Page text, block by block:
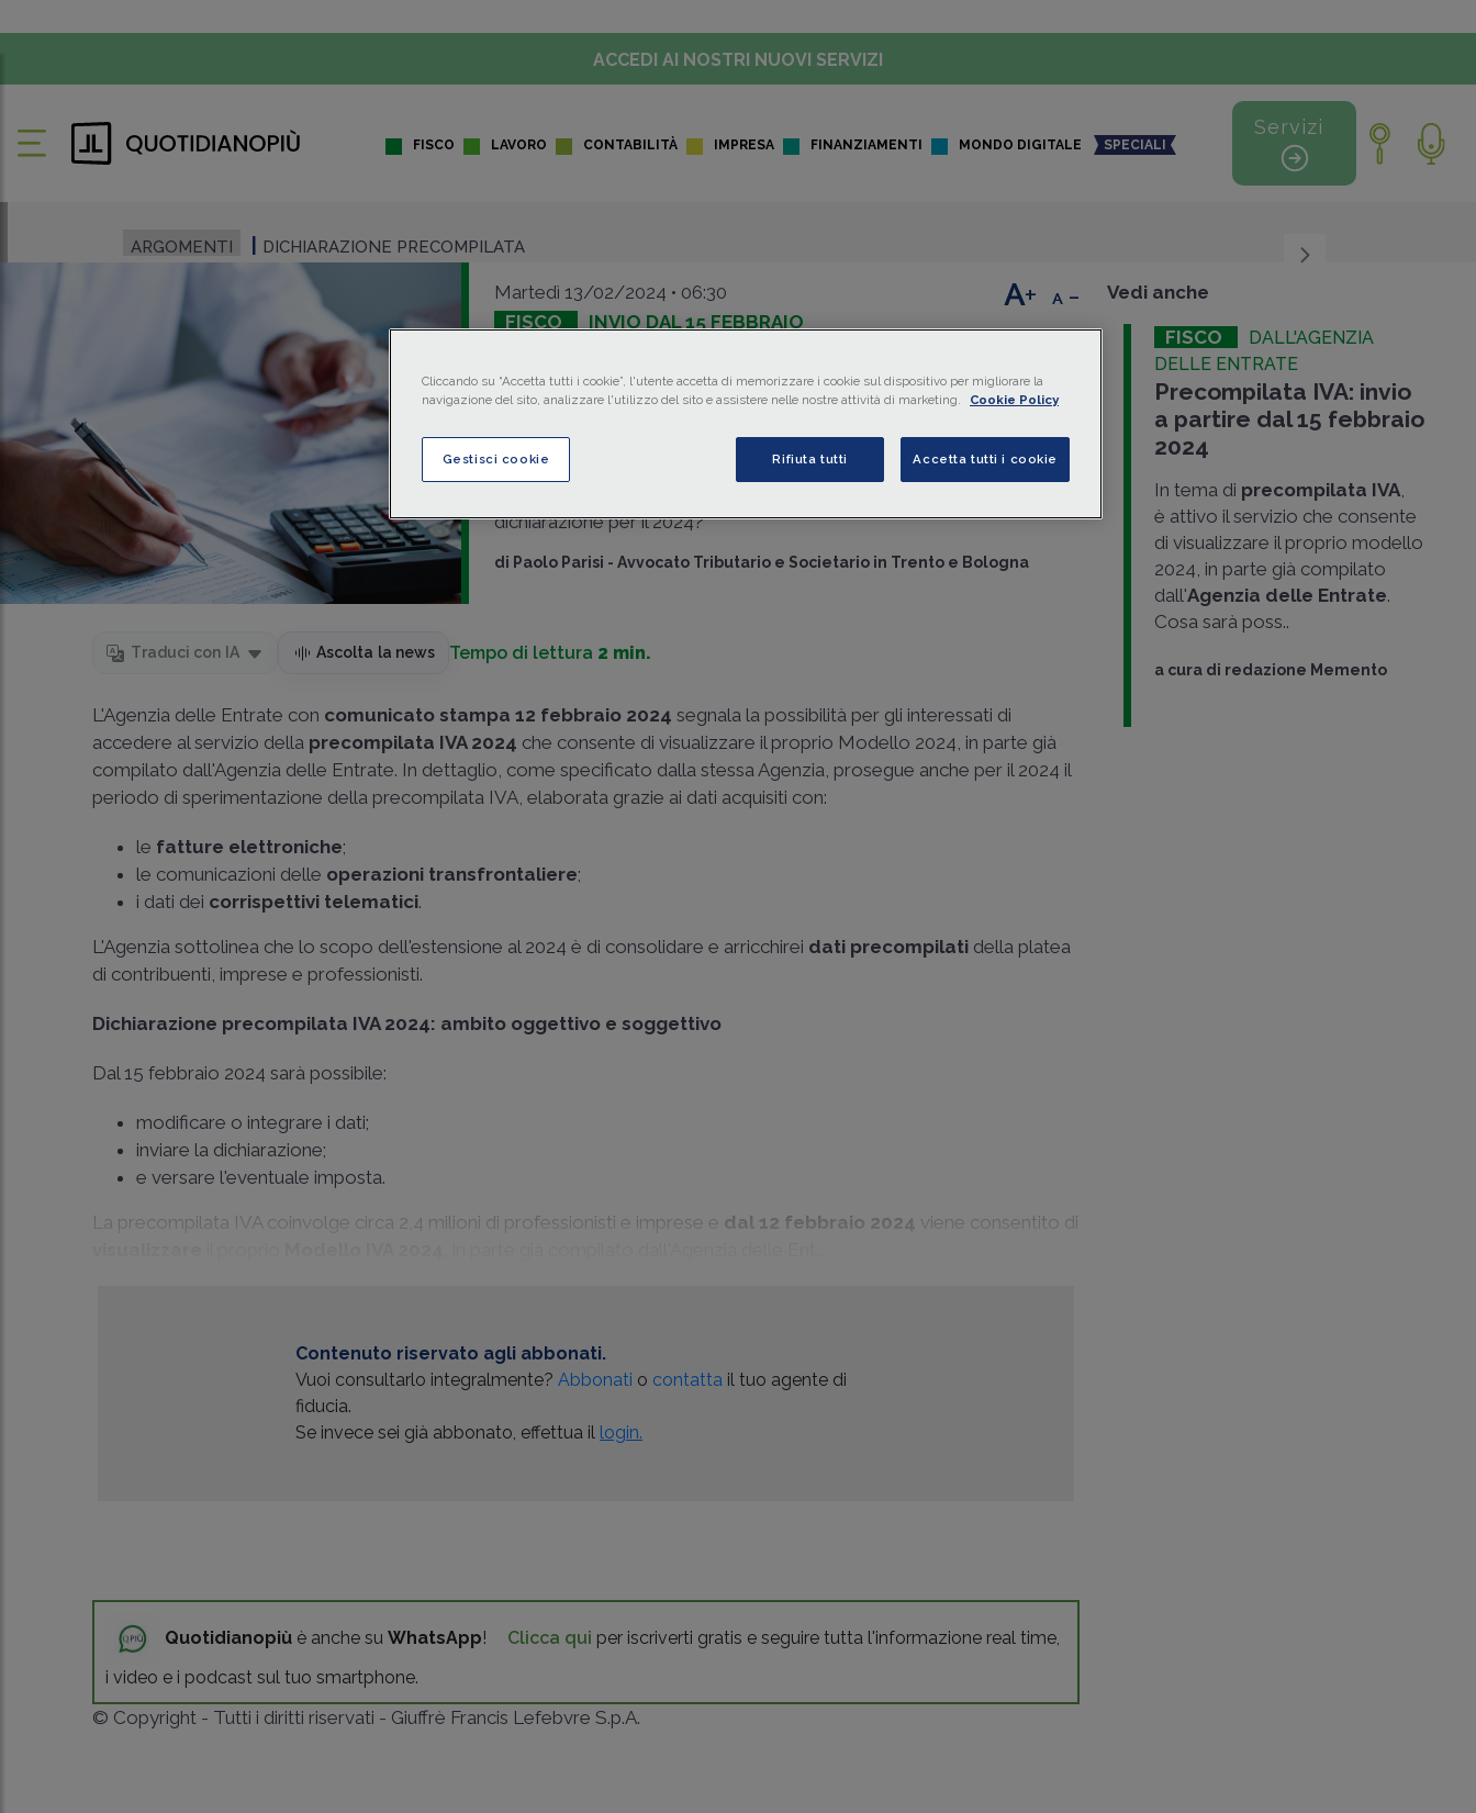
ACCEDI AI NOSTRI NUOVI SERVIZI
FISCO LAVORO CONTABILITÀ IMPRESA FINANZIAMENTI MONDO DIGITALE SPECIALI
Servizi
ARGOMENTI DICHIARAZIONE PRECOMPILATA
Martedì 13/02/2024 • 06:30
FISCO
INVIO DAL 15 FEBBRAIO
2024
Con un comunicato stampa, l'Agenzia delle Entratericorda che dal
15 febbraio 2024
sarà possibile modificare, inviare la
dichiarazione per il 2024?
di Paolo Parisi -Avvocato Tributario e Societario in Trento e Bologna
+ -
Traduci con IA Ascolta la news Tempo di lettura 2 min.
L'Agenzia delle Entrate con comunicato stampa 12 febbraio 2024 segnala la possibilità per gli interessati di
accedere al servizio della precompilata IVA 2024 che consente di visualizzare il proprio Modello 2024, in parte già
compilato dall'Agenzia delle Entrate. In dettaglio, come specificato dalla stessa Agenzia, prosegue anche per il 2024 il
periodo di sperimentazione della precompilata IVA, elaborata grazie ai dati acquisiti con:
le fatture elettroniche;
le comunicazioni delle operazioni transfrontaliere;
i dati dei corrispettivi telematici.
L'Agenzia sottolinea che lo scopo dell'estensione al 2024 è di consolidare e arricchirei dati precompilati della platea
di contribuenti, imprese e professionisti.
Dichiarazione precompilata IVA 2024: ambito oggettivo e soggettivo
Dal 15 febbraio 2024 sarà possibile:
modificare o integrare i dati;
inviare la dichiarazione;
e versare l'eventuale imposta.
La precompilata IVA coinvolge circa 2,4 milioni di professionisti e imprese e dal 12 febbraio 2024 viene consentito di
Contenuto riservato agli abbonati.
Vuoi consultarlo integralmente?Abbonati o contatta il tuo agente di
fiducia.
Se invece sei già abbonato, effettua il login.
Quotidianopiù è anche suWhatsApp! Clicca qui per iscriverti gratis e seguire tutta l'informazione real time,
i video e i podcast sul tuo smartphone.
© Copyright - Tutti i diritti riservati - Giuffrè Francis Lefebvre S.p.A.
Vedi anche
FISCO
DALL'AGENZIA
DELLE ENTRATE
Precompilata IVA: invio
a partire dal 15 febbraio
2024
In tema di precompilata IVA,
è attivo il servizio che consente
di visualizzare il proprio modello
2024, in parte già compilato
dall'Agenzia delle Entrate.
Cosa sarà poss..
a cura di redazione Memento
Cliccando su “Accetta tutti i cookie”, l'utente accetta di memorizzare i cookie sul dispositivo per migliorare la
navigazione del sito, analizzare l'utilizzo del sito e assistere nelle nostre attività di marketing.
Cookie Policy
Gestisci cookie Rifiuta tutti Accetta tutti i cookie